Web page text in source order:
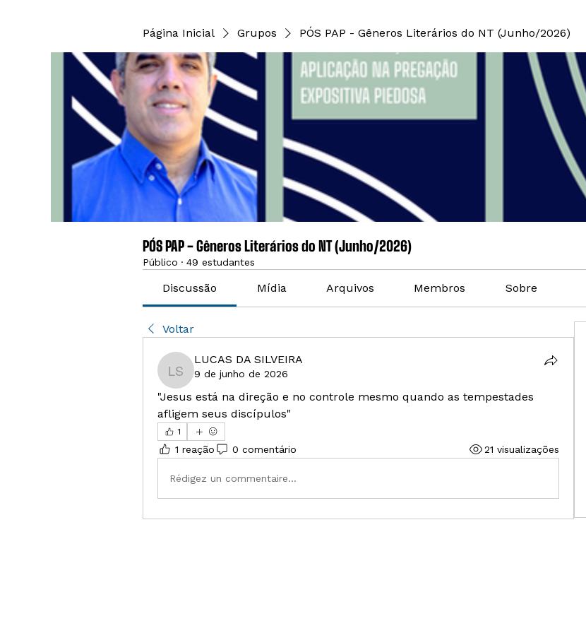
Página Inicial Grupos PÓS PAP - Gêneros Literários do NT (Junho/2026)
PÓS PAP - Gêneros Literários do NT (Junho/2026)
Público · 49 estudantes
Discussão Mídia Arquivos Membros Sobre
Voltar
LUCAS DA SILVEIRA
LUCAS DA SILVEIRA
9 de junho de 2026
"Jesus está na direção e no controle mesmo quando as tempestades
afligem seus discípulos"
1
1 reação 0 comentário 21 visualizações
Rédigez un commentaire...